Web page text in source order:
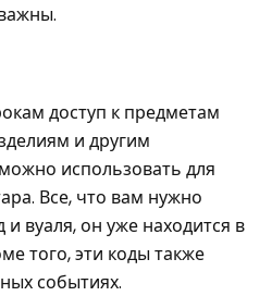
доступ к предметам
и другим
использовать для
Все, что вам нужно
и вуаля, он уже находится в
того, эти коды также
событиях.